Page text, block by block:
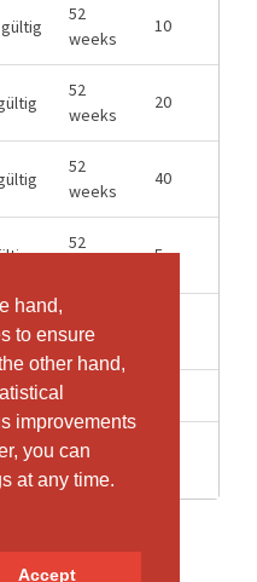
hand,
to ensure
other hand,
improvements
you can
at any time.
Accept
hand,
to ensure
other hand,
improvements
you can
at any time.
Accept
gültig
52
weeks
10
52
weeks
20
52
weeks
40
52
5
weeks
gültig
3
3
Months